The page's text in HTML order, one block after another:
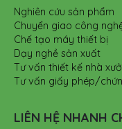
Nghiên cứu sản phẩm
Chuyển giao công
Chế tạo máy thiết bị
Dạy nghề sản xuất
Tư vấn thiết kế nhà
Tư vấn giấy phép/
LIÊN HỆ NHANH